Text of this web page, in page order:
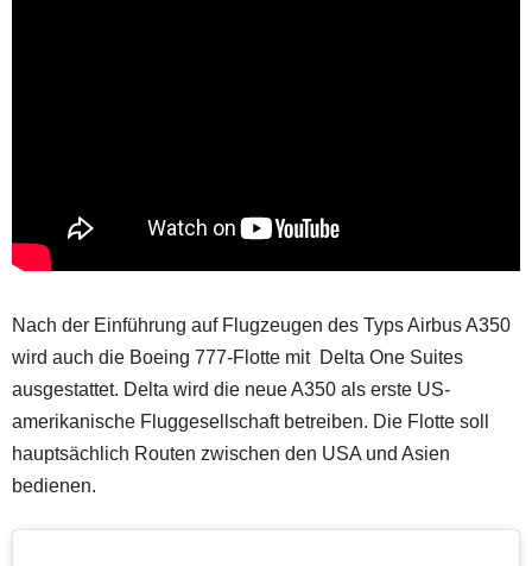
Nach der Einführung auf Flugzeugen des Typs Airbus A350
wird auch die Boeing 777-Flotte mit Delta One Suites
ausgestattet. Delta wird die neue A350 als erste US-
amerikanische Fluggesellschaft betreiben. Die Flotte soll
hauptsächlich Routen zwischen den USA und Asien
bedienen.